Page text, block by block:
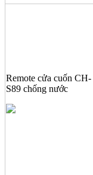
Remote cửa cuốn CH-
S89 chống nước